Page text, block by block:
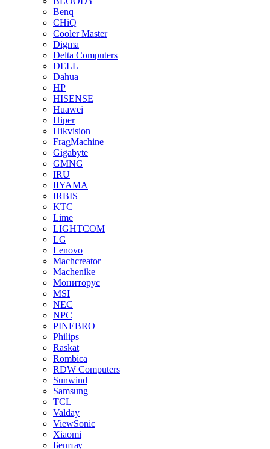
Benq
CHiQ
Cooler Master
Digma
Delta Computers
DELL
Dahua
HP
HISENSE
Huawei
Hiper
Hikvision
FragMachine
Gigabyte
GMNG
IRU
IIYAMA
IRBIS
KTC
Lime
LIGHTCOM
LG
Lenovo
Machcreator
Machenike
Мониторус
MSI
NEC
NPC
PINEBRO
Philips
Raskat
Rombica
RDW Computers
Sunwind
Samsung
TCL
Valday
ViewSonic
Xiaomi
Бештау